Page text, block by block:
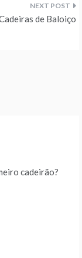
de Baloiço
cadeirão?